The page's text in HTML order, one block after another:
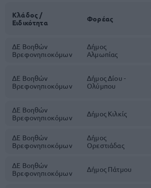
Κλάδος /
Ειδικότητα
Φορέας
ΔΕ Βοηθών
Βρεφονηπιοκόμων
Δήμος
Αλμωπίας
ΔΕ Βοηθών
Βρεφονηπιοκόμων
Δήμος Δίου -
Ολύμπου
ΔΕ Βοηθών
Βρεφονηπιοκόμων
Δήμος Κιλκίς
ΔΕ Βοηθών
Βρεφονηπιοκόμων
Δήμος
Ορεστιάδας
ΔΕ Βοηθών
Βρεφονηπιοκόμων
Δήμος Πάτμου